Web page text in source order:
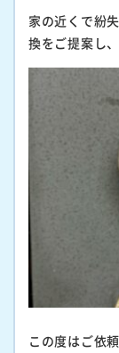
家の近くで紛
換をご提案し
この度はご依